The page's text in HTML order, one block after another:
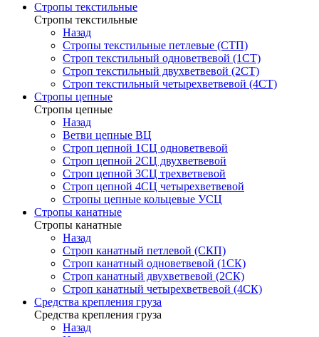
Стропы текстильные
Стропы текстильные
Назад
Стропы текстильные петлевые (СТП)
Строп текстильный одноветвевой (1СТ)
Строп текстильный двухветвевой (2СТ)
Строп текстильный четырехветвевой (4СТ)
Стропы цепные
Стропы цепные
Назад
Ветви цепные ВЦ
Строп цепной 1СЦ одноветвевой
Строп цепной 2СЦ двухветвевой
Строп цепной 3СЦ трехветвевой
Строп цепной 4СЦ четырехветвевой
Стропы цепные кольцевые УСЦ
Стропы канатные
Стропы канатные
Назад
Строп канатный петлевой (СКП)
Строп канатный одноветвевой (1СК)
Строп канатный двухветвевой (2СК)
Строп канатный четырехветвевой (4СК)
Средства крепления груза
Средства крепления груза
Назад